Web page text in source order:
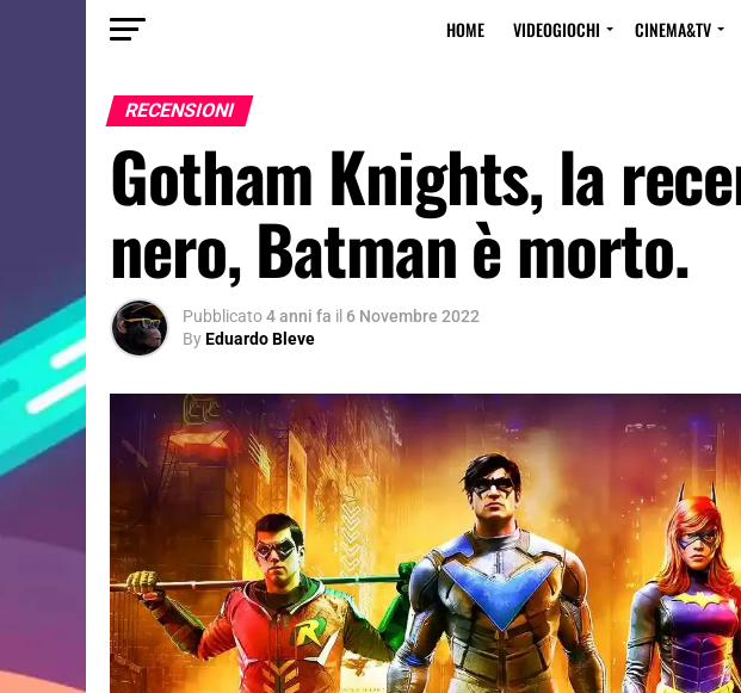
HOME VIDEOGIOCHI CINEMA&TV
RECENSIONI
Gotham Knights, la
nero, Batman è morto.
Pubblicato4 anni fa il 6 Novembre 2022
ByEduardo Bleve